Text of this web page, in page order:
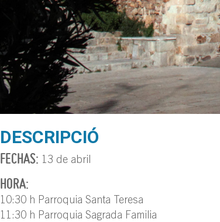
DESCRIPCIÓ
FECHAS: 13 de abril
HORA:
10:30 h Parroquia Santa Teresa
11:30 h Parroquia Sagrada Familia